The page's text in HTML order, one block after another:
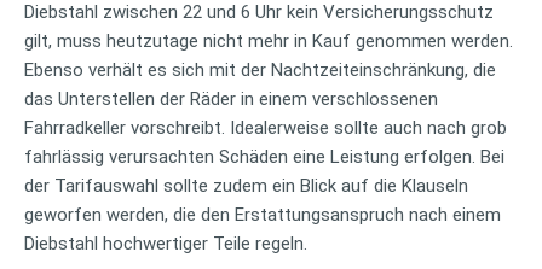
Diebstahl zwischen 22 und 6 Uhr kein Versicherungsschutz
gilt, muss heutzutage nicht mehr in Kauf genommen werden.
Ebenso verhält es sich mit der Nachtzeiteinschränkung, die
das Unterstellen der Räder in einem verschlossenen
Fahrradkeller vorschreibt. Idealerweise sollte auch nach grob
fahrlässig verursachten Schäden eine Leistung erfolgen. Bei
der Tarifauswahl sollte zudem ein Blick auf die Klauseln
geworfen werden, die den Erstattungsanspruch nach einem
Diebstahl hochwertiger Teile regeln.